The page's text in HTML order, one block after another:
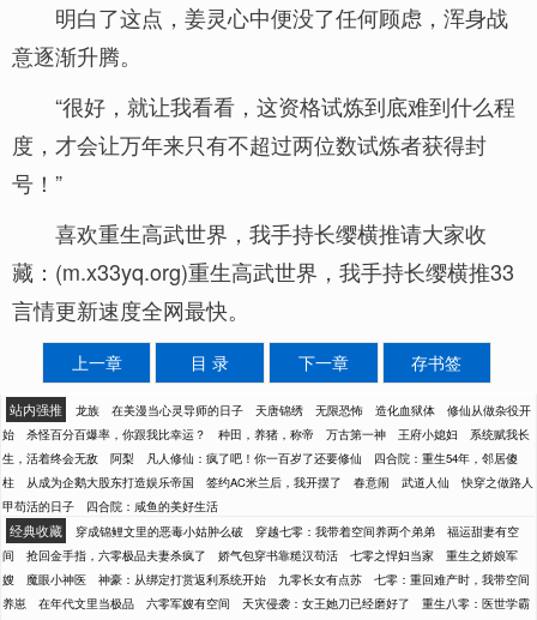
明白了这点，姜灵心中便没了任何顾虑，浑身战
意逐渐升腾。
“很好，就让我看看，这资格试炼到底难到什么程
度，才会让万年来只有不超过两位数试炼者获得封
号！”
喜欢重生高武世界，我手持长缨横推请大家收
藏：(m.x33yq.org)重生高武世界，我手持长缨横推33
言情更新速度全网最快。
上一章 目 录 下一章 存书签
站内强推 龙族 在美漫当心灵导师的日子 天唐锦绣 无限恐怖 造化血狱体
修仙从做杂役开
始
杀怪百分百爆率，你跟我比幸运？ 种田，养猪，称帝 万古第一神 王府小媳妇
系统赋我长
生，活着终会无敌
阿梨 凡人修仙：疯了吧！你一百岁了还要修仙
四合院：重生54年，邻居傻
柱
从成为企鹅大股东打造娱乐帝国 签约AC米兰后，我开摆了 春意闹 武道人仙
快穿之做路人
甲苟活的日子
四合院：咸鱼的美好生活
经典收藏 穿成锦鲤文里的恶毒小姑肿么破 穿越七零：我带着空间养两个弟弟
福运甜妻有空
间
抢回金手指，六零极品夫妻杀疯了 娇气包穿书靠糙汉苟活 七零之悍妇当家
重生之娇娘军
嫂
魔眼小神医 神豪：从绑定打赏返利系统开始 九零长女有点苏
七零：重回难产时，我带空间
养崽
在年代文里当极品 六零军嫂有空间 天灾侵袭：女王她刀已经磨好了
重生八零：医世学霸